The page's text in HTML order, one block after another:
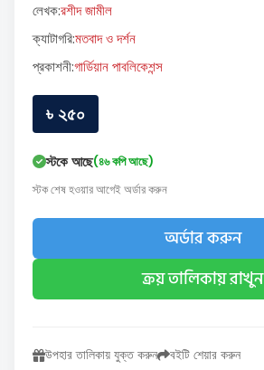
লেখক:রশীদ জামীল
ক্যাটাগরি:মতবাদ ও দর্শন
প্রকাশনী:গার্ডিয়ান পাবলিকেশন্স
৳ ২৫০
স্টকে আছে(৪৬ কপি আছে)
স্টক শেষ হওয়ার আগেই অর্ডার করুন
অর্ডার করুন
ক্রয় তালিকায় রাখুন
উপহার তালিকায় যুক্ত করুন বইটি শেয়ার করুন